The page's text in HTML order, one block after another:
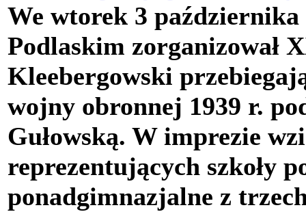
We wtorek 3
Podlaskim zorganizował
Kleebergowski
wojny obronnej 1939 r.
Gułowską. W imprezie
reprezentujących szkoły
ponadgimnazjalne z